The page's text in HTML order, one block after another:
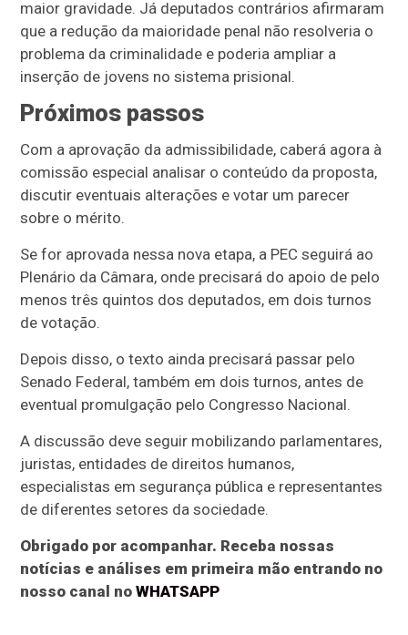
maior gravidade. Já deputados contrários afirmaram
que a redução da maioridade penal não resolveria o
problema da criminalidade e poderia ampliar a
inserção de jovens no sistema prisional.
Próximos passos
Com a aprovação da admissibilidade, caberá agora à
comissão especial analisar o conteúdo da proposta,
discutir eventuais alterações e votar um parecer
sobre o mérito.
Se for aprovada nessa nova etapa, a PEC seguirá ao
Plenário da Câmara, onde precisará do apoio de pelo
menos três quintos dos deputados, em dois turnos
de votação.
Depois disso, o texto ainda precisará passar pelo
Senado Federal, também em dois turnos, antes de
eventual promulgação pelo Congresso Nacional.
A discussão deve seguir mobilizando parlamentares,
juristas, entidades de direitos humanos,
especialistas em segurança pública e representantes
de diferentes setores da sociedade.
Obrigado por acompanhar. Receba nossas
notícias e análises em primeira mão entrando no
nosso canal noWHATSAPP